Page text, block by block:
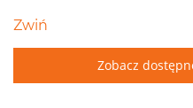
Zwiń
Zobacz